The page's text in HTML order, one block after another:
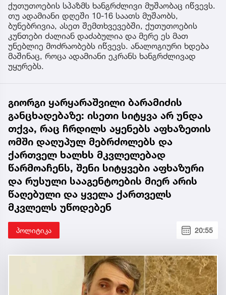
ქუთუთოების სპაზმს ხანგრძლივი მუშაობაც იწვევს.
თუ ადამიანი დღეში 10-16 საათს მუშაობს,
ბუნებრივია, ასეთ შემთხვევებში, ქუთუთოების
კუნთები ძალიან დაძაბულია და მერე ეს მათ
უნებლიე მოძრაობებს იწვევს. ანალოგიური ხდება
მაშინაც, როცა ადამიანი ეკრანს ხანგრძლივად
უყურებს.
გიორგი ყარყარაშვილი ბარამიძის
განცხადებაზე: ისეთი სიტყვა არ უნდა
თქვა, რაც ჩრდილს აყენებს აფხაზეთის
ომში დაღუპულ მებრძოლებს და
ქართველ ხალხს მკვლელებად
წარმოაჩენს, შენი სიტყვები აფხაზური
და რუსული სააგენტოების მიერ არის
წაღებული და ყველა ქართველს
მკვლელს უწოდებენ
პოლიტიკა 20:55